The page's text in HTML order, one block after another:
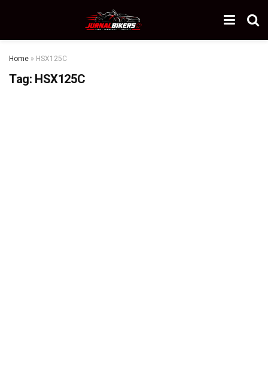
Home » HSX125C
Tag: HSX125C